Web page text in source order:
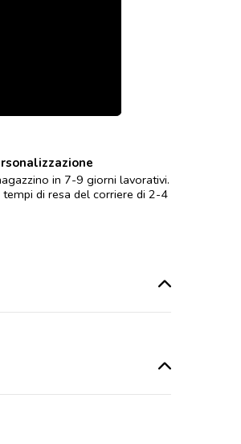
in 7-9 giorni lavorativi.
di resa del corriere di 2-4